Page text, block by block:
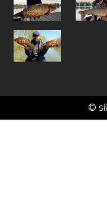
©